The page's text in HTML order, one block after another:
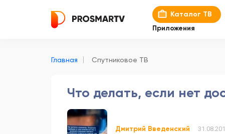
Каталог ТВ
Приложения
Главная Спутниковое ТВ
Что делать, если нет
Дмитрий Введенский